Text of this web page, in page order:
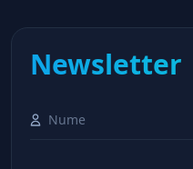
Newsletter